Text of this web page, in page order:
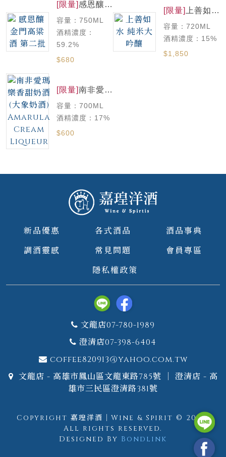
[限量] 感恩釀
二批
容量：750ML
酒精濃度：
59.2%
$680
[限量]
上善如水
容量：720ML
酒精濃度：15%
$1,850
[限量]南非愛瑪
象奶酒)
Amarula
Liqueur
容量：700ML
酒精濃度：17%
$600
新品優惠 各式酒品
酒品事典
調酒靈感
常見問題
會員專區
隱私權政策
文龍店07-780-1989
澄清店07-398-6404
coffee820913@yahoo.com.tw
文龍店 - 高雄市鳳山區文龍東路785號 ｜ 澄清店 - 高
雄市三民區澄清路381號
Copyright 嘉瑝洋酒｜Wine & Spirit © 2026.
All rights reserved.
Designed By Bondlink